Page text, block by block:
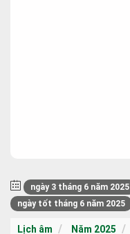
ngày 3 tháng 6 năm 2025
ngày tốt tháng 6 năm 2025
Lịch âm Năm 2025